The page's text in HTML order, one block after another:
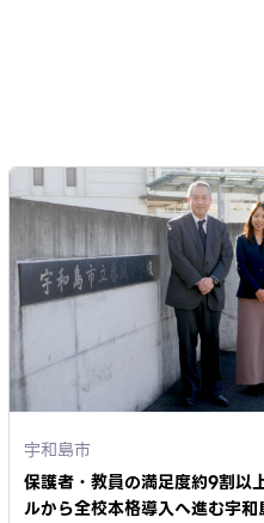
宇和島市
保護者・教員の満足度約9割以
ルから全校本格導入へ進む宇